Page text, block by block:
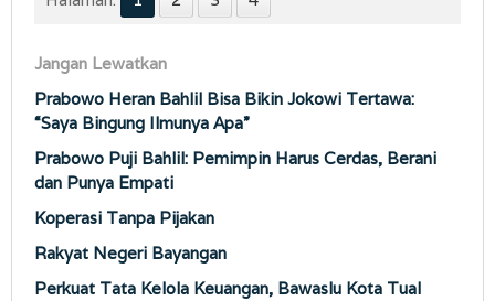
Jangan Lewatkan
Prabowo Heran Bahlil Bisa Bikin Jokowi Tertawa:
“Saya Bingung Ilmunya Apa”
Prabowo Puji Bahlil: Pemimpin Harus Cerdas, Berani
dan Punya Empati
Koperasi Tanpa Pijakan
Rakyat Negeri Bayangan
Perkuat Tata Kelola Keuangan, Bawaslu Kota Tual